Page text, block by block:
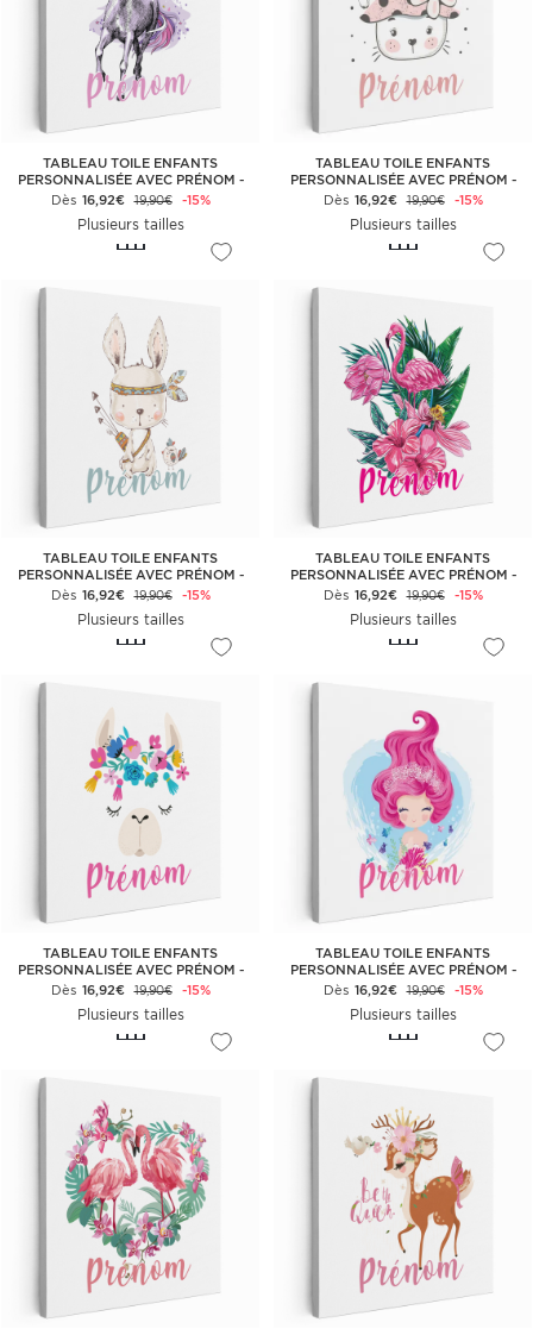
TABLEAU TOILE ENFANTS
PERSONNALISÉE AVEC PRÉNOM -
LICORNE VIOLETTE
Dès 16,92€ 19,90€ -15%
Plusieurs tailles
TABLEAU TOILE ENFANTS
PERSONNALISÉE AVEC PRÉNOM -
LAPINE FLEURS
Dès 16,92€ 19,90€ -15%
Plusieurs tailles
TABLEAU TOILE ENFANTS
PERSONNALISÉE AVEC PRÉNOM -
LAPIN INDIEN
Dès 16,92€ 19,90€ -15%
Plusieurs tailles
TABLEAU TOILE ENFANTS
PERSONNALISÉE AVEC PRÉNOM -
FLAMANT ROSE TROPICAL
Dès 16,92€ 19,90€ -15%
Plusieurs tailles
TABLEAU TOILE ENFANTS
PERSONNALISÉE AVEC PRÉNOM -
LAMA FLEURS
Dès 16,92€ 19,90€ -15%
Plusieurs tailles
TABLEAU TOILE ENFANTS
PERSONNALISÉE AVEC PRÉNOM -
PETITE SIRÈNE OCÉAN
Dès 16,92€ 19,90€ -15%
Plusieurs tailles